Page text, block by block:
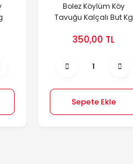
Bolez Köylüm Köy
Tavuğu Kalçalı But Kg
350,00 TL
Sepete Ekle